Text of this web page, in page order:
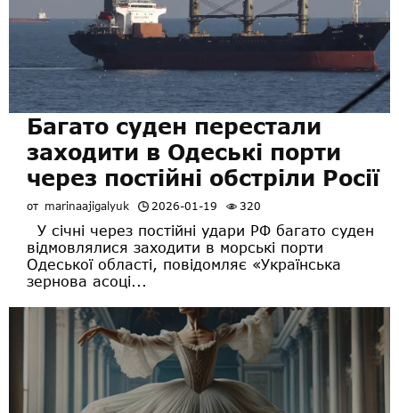
Багато суден перестали
заходити в Одеські порти
через постійні обстріли Росії
от marinaajigalyuk 2026-01-19 320
У січні через постійні удари РФ багато суден
відмовлялися заходити в морські порти
Одеської області, повідомляє «Українська
зернова асоці...